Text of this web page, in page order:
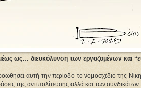
ως… διευκόλυνση των εργαζομένων και
αυτή την περίοδο το νομοσχέδιο της
της αντιπολίτευσης αλλά και των συνδικάτων.